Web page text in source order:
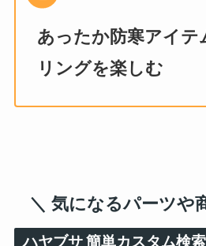
あったか防寒アイテ
リングを楽しむ
＼ 気になるパーツや
ハヤブサ 簡単カスタム検索